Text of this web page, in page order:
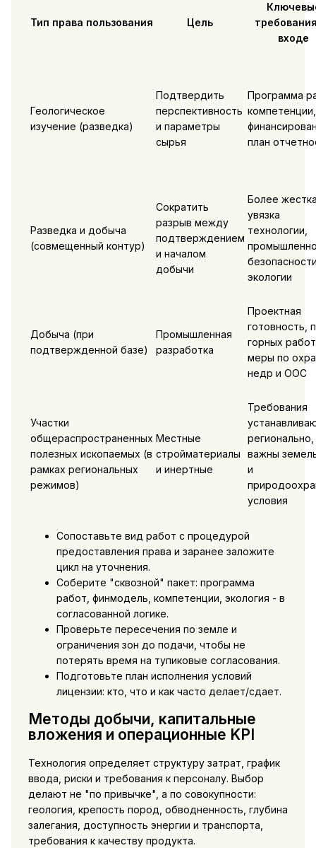
Тип права пользования Цель
входе
Геологическое
изучение (разведка)
Подтвердить
перспективность
и параметры
сырья
Программа
компетенции,
план
Разведка и добыча
(совмещенный контур)
Сократить
разрыв между
подтверждением
и началом
добычи
Более
увязка
технологии,
экологии
Добыча (при
подтвержденной базе)
Промышленная
разработка
Проектная
готовность,
горных
меры по
недр и ООС
Участки
общераспространенных
полезных ископаемых (в
рамках региональных
режимов)
Местные
стройматериалы
и инертные
Требования
регионально,
важны
и
условия
Сопоставьте вид работ с процедурой
предоставления права и заранее заложите
цикл на уточнения.
Соберите "сквозной" пакет: программа
работ, финмодель, компетенции, экология - в
согласованной логике.
Проверьте пересечения по земле и
ограничения зон до подачи, чтобы не
потерять время на тупиковые согласования.
Подготовьте план исполнения условий
лицензии: кто, что и как часто делает/сдает.
Методы добычи, капитальные
вложения и операционные KPI
Технология определяет структуру затрат, график
ввода, риски и требования к персоналу. Выбор
делают не "по привычке", а по совокупности:
геология, крепость пород, обводненность, глубина
залегания, доступность энергии и транспорта,
требования к качеству продукта.